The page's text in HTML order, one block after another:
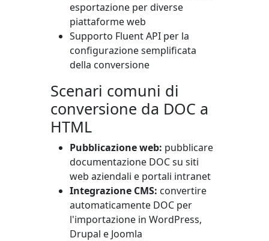
esportazione per diverse
piattaforme web
Supporto Fluent API per la
configurazione semplificata
della conversione
Scenari comuni di
conversione da DOC a
HTML
Pubblicazione web: pubblicare
documentazione DOC su siti
web aziendali e portali intranet
Integrazione CMS: convertire
automaticamente DOC per
l'importazione in WordPress,
Drupal e Joomla